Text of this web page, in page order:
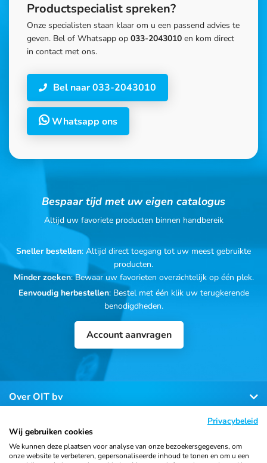
Productspecialist spreken?
Onze specialisten staan klaar om u een passend advies te
geven. Bel of Whatsapp op 033-2043010 en kom direct
in contact met ons.
Bel naar 033-2043010
Whatsapp ons
Bespaar tijd met uw eigen catalogus
Altijd uw favoriete producten binnen handbereik
Sneller bestellen: Altijd direct toegang tot uw meest gebruikte
producten.
Minder zoeken: Bewaar uw favorieten overzichtelijk op één plek.
Eenvoudig herbestellen: Bestel met één klik uw terugkerende
benodigdheden.
Account aanvragen
Over OIT bv
Klantenservice
Privacybeleid
Wij gebruiken cookies
We kunnen deze plaatsen voor analyse van onze bezoekersgegevens, om
onze website te verbeteren, gepersonaliseerde inhoud te tonen en om u een